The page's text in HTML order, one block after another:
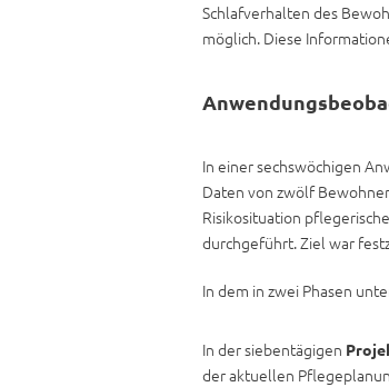
Schlafverhalten des
möglich. Diese
In einer sechswöchigen
Daten von zwölf
Risikosituation
durchgeführt. Ziel war
In dem in zwei Phasen
In der siebentägigen
der aktuellen